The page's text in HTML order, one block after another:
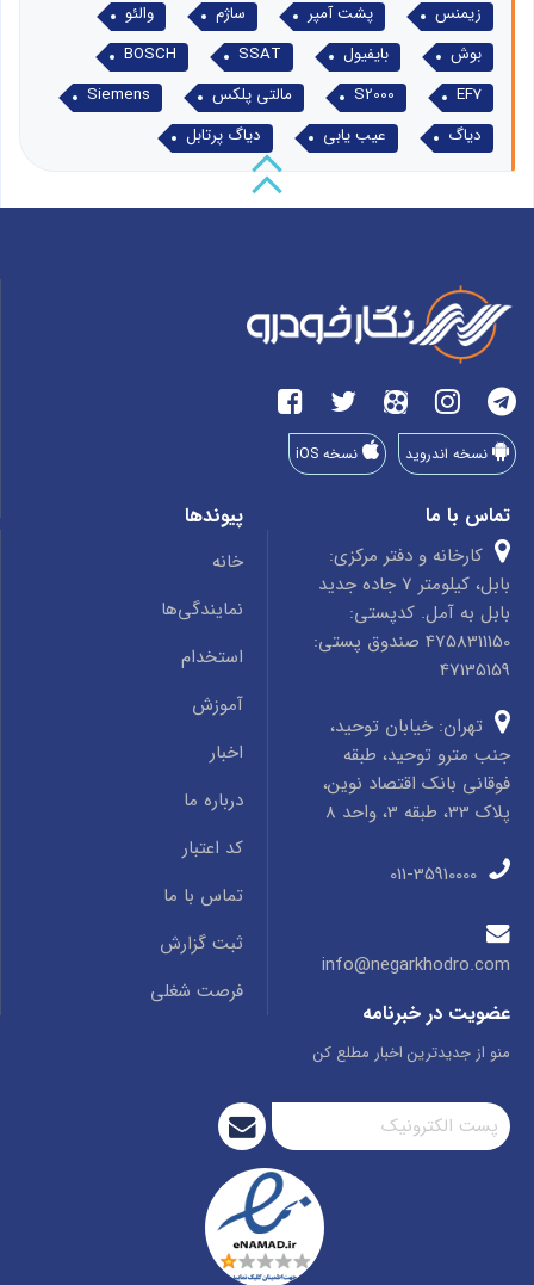
زیمنس
پشت آمپر ساژم
والئو
بوش
بایفیول SSAT
BOSCH
EF7
S2000 مالتی پلکس
Siemens
دیاگ
عیب یابی دیاگ پرتابل
نسخه اندروید نسخه iOS
تماس با ما
کارخانه و دفتر مرکزی:
بابل، کیلومتر 7 جاده جدید
بابل به آمل. کدپستی:
4758311150 صندوق پستی:
47135159
تهران: خیابان توحید،
جنب مترو توحید، طبقه
فوقانی بانک اقتصاد نوین،
پلاک 33، طبقه 3، واحد 8
info@negarkhodro.com
پیوندها
خانه
نمایندگی‌ها
استخدام
آموزش
اخبار
درباره ما
کد اعتبار
تماس با ما
ثبت گزارش
فرصت شغلی
عضویت در خبرنامه
منو از جدیدترین اخبار مطلع کن